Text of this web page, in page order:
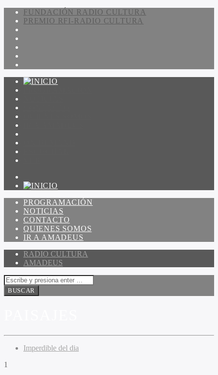
FUNDACIÓN RADIO CULTURA
PREMIO RFI-RADIO CULTURA
PROGRAMACIÓN
NOTICIAS
CONTACTO
QUIENES SOMOS
IR A AMADEUS
RADIO CULTURA
AMADEUS
Imperdible del dia
1